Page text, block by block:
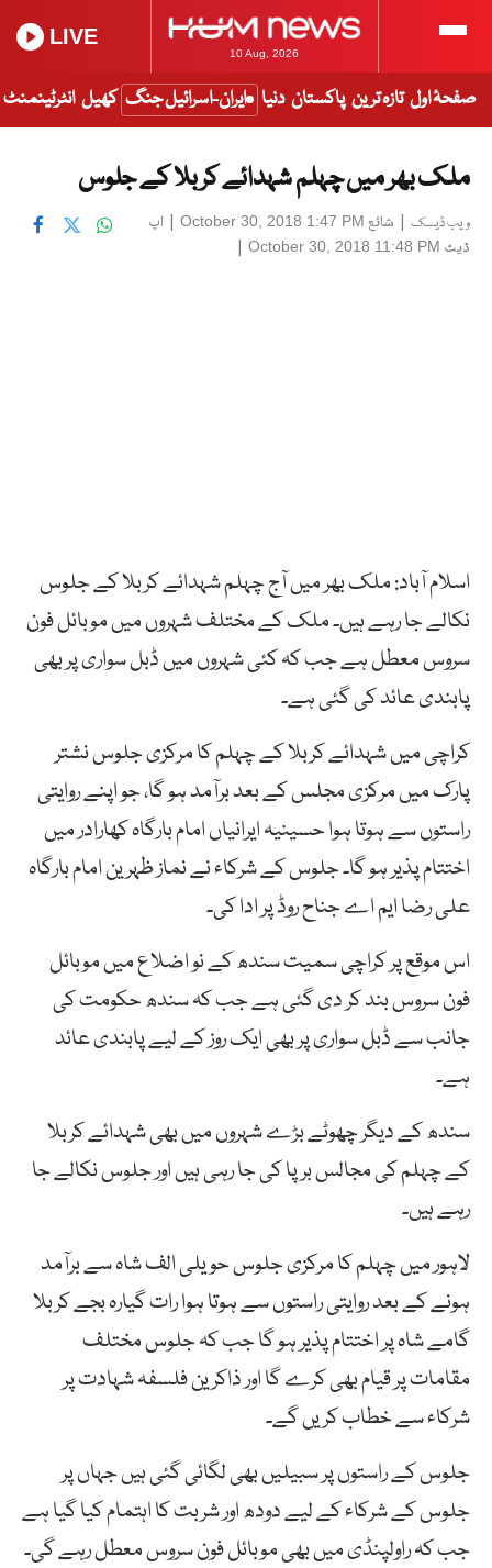
10 Aug, 2026
LIVE
صفحۂ اول تازہ ترین پاکستان دنیا ایران-اسرائیل جنگ کھیل انٹرٹینمنٹ
ملک بھر میں چہلم شہدائے کربلا کے جلوس
ویب ڈیسک | شائع October 30, 2018 1:47 PM
| اپ
ڈیٹ October 30, 2018 11:48 PM
|
اسلام آباد: ملک بھر میں آج چہلم شہدائے کربلا کے جلوس
نکالے جا رہے ہیں۔ ملک کے مختلف شہروں میں موبائل فون
سروس معطل ہے جب کہ کئی شہروں میں ڈبل سواری پر بھی
پابندی عائد کی گئی ہے۔
کراچی میں شہدائے کربلا کے چہلم کا مرکزی جلوس نشتر
پارک میں مرکزی مجلس کے بعد برآمد ہو گا، جو اپنے روایتی
راستوں سے ہوتا ہوا حسینیہ ایرانیاں امام بارگاہ کھارادر میں
اختتام پذیر ہو گا۔ جلوس کے شرکاء نے نماز ظہرین امام بارگاہ
علی رضا ایم اے جناح روڈ پر ادا کی۔
اس موقع پر کراچی سمیت سندھ کے نو اضلاع میں موبائل
فون سروس بند کر دی گئی ہے جب کہ سندھ حکومت کی
جانب سے ڈبل سواری پر بھی ایک روز کے لیے پابندی عائد
ہے۔
سندھ کے دیگر چھوٹے بڑے شہروں میں بھی شہدائے کربلا
کے چہلم کی مجالس برپا کی جا رہی ہیں اور جلوس نکالے جا
رہے ہیں۔
لاہور میں چہلم کا مرکزی جلوس حویلی الف شاہ سے برآمد
ہونے کے بعد روایتی راستوں سے ہوتا ہوا رات گیارہ بجے کربلا
گامے شاہ پر اختتام پذیر ہو گا جب کہ جلوس مختلف
مقامات پر قیام بھی کرے گا اور ذاکرین فلسفہ شہادت پر
شرکاء سے خطاب کریں گے۔
جلوس کے راستوں پر سبیلیں بھی لگائی گئی ہیں جہاں پر
جلوس کے شرکاء کے لیے دودھ اور شربت کا اہتمام کیا گیا ہے
جب کہ راولپنڈی میں بھی موبائل فون سروس معطل رہے گی۔